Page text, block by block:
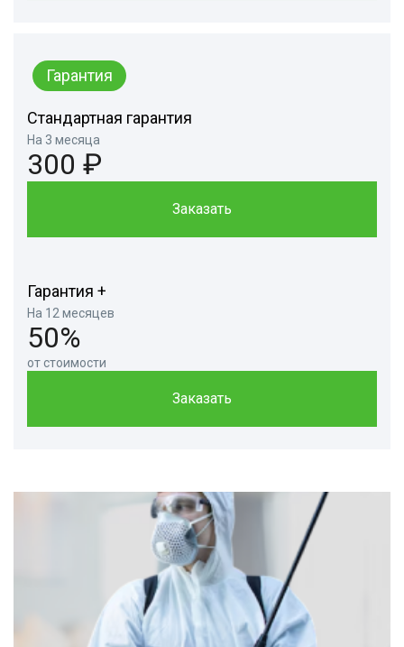
Гарантия
Стандартная гарантия
На 3 месяца
300 ₽
Заказать
Гарантия +
На 12 месяцев
50%
от стоимости
Заказать